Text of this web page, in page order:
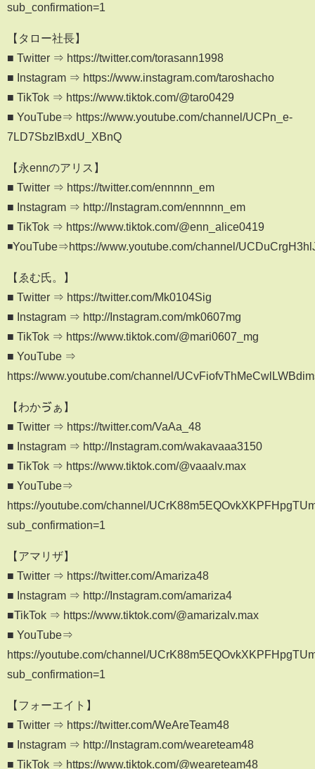
sub_confirmation=1
【タロー社長】
■ Twitter ⇒ https://twitter.com/torasann1998
■ Instagram ⇒ https://www.instagram.com/taroshacho
■ TikTok ⇒ https://www.tiktok.com/@taro0429
■ YouTube⇒ https://www.youtube.com/channel/UCPn_e-
7LD7SbzIBxdU_XBnQ
【永ennのアリス】
■ Twitter ⇒ https://twitter.com/ennnnn_em
■ Instagram ⇒ http://Instagram.com/ennnnn_em
■ TikTok ⇒ https://www.tiktok.com/@enn_alice0419
◾️YouTube⇒https://www.youtube.com/channel/
【ゑむ氏。】
■ Twitter ⇒ https://twitter.com/Mk0104Sig
■ Instagram ⇒ http://Instagram.com/mk0607mg
■ TikTok ⇒ https://www.tiktok.com/@mari0607_mg
■ YouTube ⇒
https://www.youtube.com/channel/
【わかゔぁ】
■ Twitter ⇒ https://twitter.com/VaAa_48
■ Instagram ⇒ http://Instagram.com/wakavaaa3150
■ TikTok ⇒ https://www.tiktok.com/@vaaalv.max
■ YouTube⇒
https://youtube.com/channel/
sub_confirmation=1
【アマリザ】
■ Twitter ⇒ https://twitter.com/Amariza48
■ Instagram ⇒ http://Instagram.com/amariza4
■TikTok ⇒ https://www.tiktok.com/@amarizalv.max
■ YouTube⇒
https://youtube.com/channel/
sub_confirmation=1
【フォーエイト】
■ Twitter ⇒ https://twitter.com/WeAreTeam48
■ Instagram ⇒ http://Instagram.com/weareteam48
■ TikTok ⇒ https://www.tiktok.com/@weareteam48